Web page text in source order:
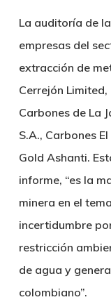
La auditoría de
empresas del
extracción de
Cerrejón
Carbones de La
S.A., Carbones
Gold Ashanti.
informe, “es la
minera en el
incertidumbre
restricción
de agua y
colombiano”.